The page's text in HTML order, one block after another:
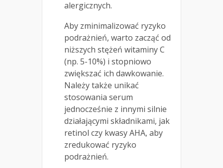
alergicznych.
Aby zminimalizować ryzyko
podrażnień, warto zacząć od
niższych stężeń witaminy C
(np. 5-10%) i stopniowo
zwiększać ich dawkowanie.
Należy także unikać
stosowania serum
jednocześnie z innymi silnie
działającymi składnikami, jak
retinol czy kwasy AHA, aby
zredukować ryzyko
podrażnień.